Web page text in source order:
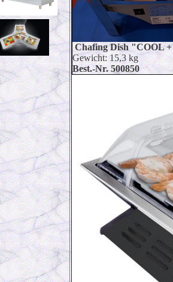
Chafing Dish "COOL
Gewicht: 15,3 kg
Best.-Nr. 500850